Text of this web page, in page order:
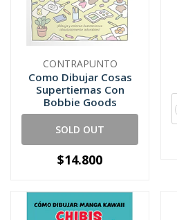
CONTRAPUNTO
Como Dibujar Cosas
Supertiernas Con
Bobbie Goods
SOLD OUT
$14.800